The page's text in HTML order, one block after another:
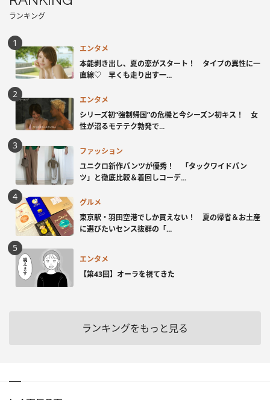
ランキング
エンタメ
本能剥き出し、夏の恋がスタート！ タイプの異性に一
直線♡ 早くも走り出す一...
エンタメ
シリーズ初“強制帰国”の危機と今シーズン初キス！ 女
性が沼るモテテク勃発で...
ファッション
ユニクロ新作パンツが優秀！ 「タックワイドパン
ツ」と徹底比較＆着回しコーデ...
グルメ
東京駅・羽田空港でしか買えない！ 夏の帰省＆お土産
に選びたいセンス抜群の「...
エンタメ
【第43回】オーラを視てきた
ランキングをもっと見る